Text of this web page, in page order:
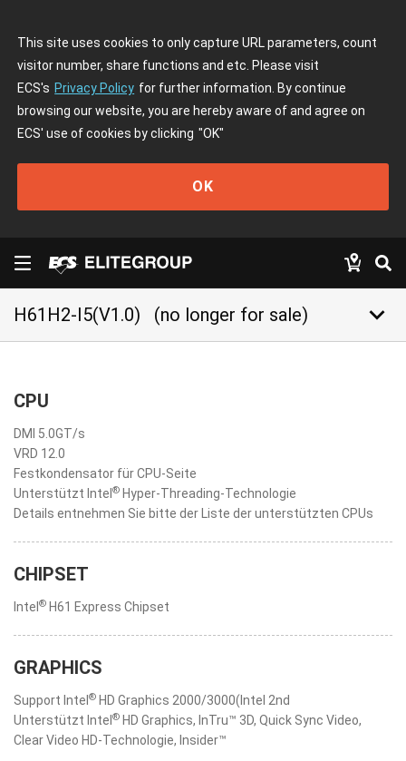
This site uses cookies to only capture URL parameters, count
visitor number, share functions and etc. Please visit
ECS's Privacy Policy for further information. By continue
browsing our website, you are hereby aware of and agree on
ECS' use of cookies by clicking "OK"
OK
H61H2-I5(V1.0) (no longer for sale) keyboard_arrow_down
CPU
DMI 5.0GT/s
VRD 12.0
Festkondensator für CPU-Seite
Unterstützt Intel ® Hyper-Threading-Technologie
Details entnehmen Sie bitte der Liste der unterstützten CPUs
CHIPSET
Intel ® H61 Express Chipset
GRAPHICS
Support Intel ® HD Graphics 2000/3000(Intel 2nd
Unterstützt Intel ® HD Graphics, InTru™ 3D, Quick Sync Video,
Clear Video HD-Technologie, Insider™